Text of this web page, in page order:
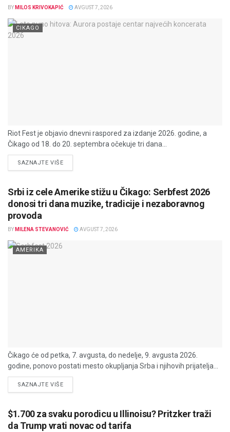
BY MILOS KRIVOKAPIĆ AVGUST 7, 2026
CIKAGO
Riot Fest je objavio dnevni raspored za izdanje 2026. godine, a
Čikago od 18. do 20. septembra očekuje tri dana...
SAZNAJTE VIŠEDETAILS
Srbi iz cele Amerike stižu u Čikago: Serbfest 2026
donosi tri dana muzike, tradicije i nezaboravnog
provoda
BY MILENA STEVANOVIĆ AVGUST 7, 2026
AMERIKA
Čikago će od petka, 7. avgusta, do nedelje, 9. avgusta 2026.
godine, ponovo postati mesto okupljanja Srba i njihovih prijatelja...
SAZNAJTE VIŠEDETAILS
$1.700 za svaku porodicu u Illinoisu? Pritzker traži
da Trump vrati novac od tarifa